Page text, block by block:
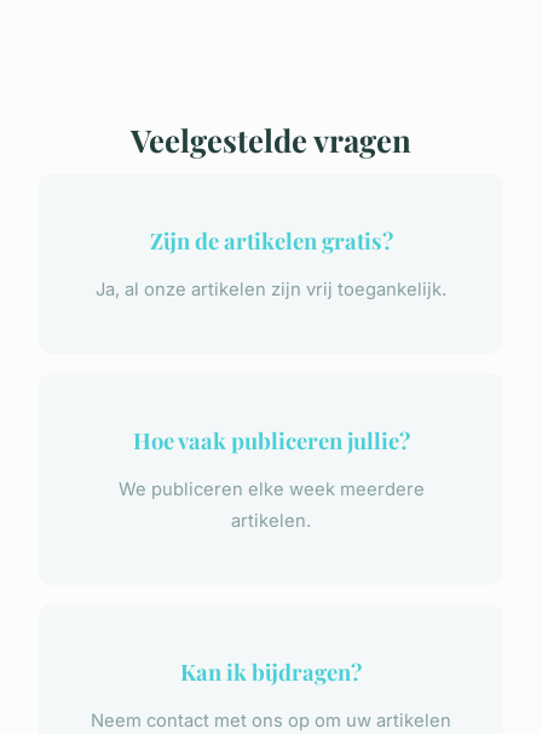
Veelgestelde vragen
Zijn de artikelen gratis?
Ja, al onze artikelen zijn vrij toegankelijk.
Hoe vaak publiceren jullie?
We publiceren elke week meerdere
artikelen.
Kan ik bijdragen?
Neem contact met ons op om uw artikelen